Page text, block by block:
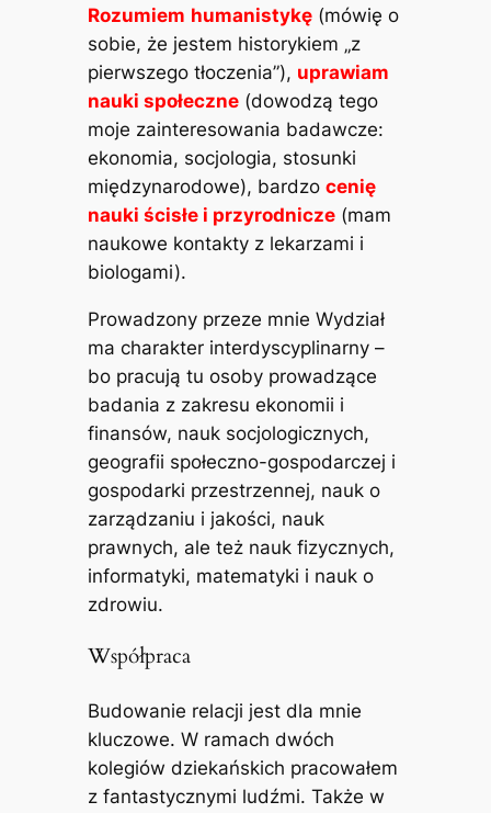
Rozumiem humanistykę(mówię o
sobie, że jestem historykiem „z
pierwszego tłoczenia”), uprawiam
nauki społeczne(dowodzą tego
moje zainteresowania badawcze:
ekonomia, socjologia, stosunki
międzynarodowe), bardzo cenię
nauki ścisłe i przyrodnicze(mam
naukowe kontakty z lekarzami i
biologami).
Prowadzony przeze mnie Wydział
ma charakter interdyscyplinarny –
bo pracują tu osoby prowadzące
badania z zakresu ekonomii i
finansów, nauk socjologicznych,
geografii społeczno-gospodarczej i
gospodarki przestrzennej, nauk o
zarządzaniu i jakości, nauk
prawnych, ale też nauk fizycznych,
informatyki, matematyki i nauk o
zdrowiu.
Współpraca
Budowanie relacji jest dla mnie
kluczowe. W ramach dwóch
kolegiów dziekańskich pracowałem
z fantastycznymi ludźmi. Także w